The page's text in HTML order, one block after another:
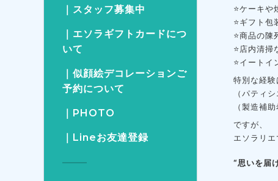
｜スタッフ募集中
｜エソラギフトカードにつ
いて
｜似顔絵デコレーションご
予約について
｜PHOTO
｜Lineお友達登録
⭐ケーキや
⭐ギフト包
⭐商品の陳
⭐店内清掃
⭐イートイ
特別な経験
（パティ
（製造補
ですが、
エソラリエ
“思いを届